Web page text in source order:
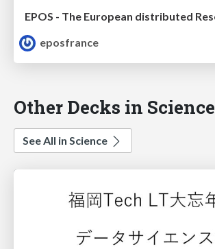
eposfrance
Other Decks in Science
See All in Science